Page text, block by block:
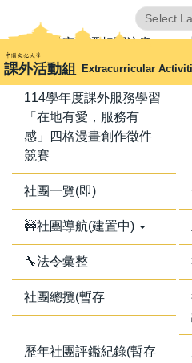
到
主
要
內
課外活動組 Extracurricular
📢器材室搬遷相關注意
事項📢
114學年度課外服務學習
「在地有愛，服務有
感」四格漫畫創作徵件
競賽
社團一覽(即)
🚧社團導航(建置中)
🔧法令彙整
社團總攬(暫存
歷年社團評鑑紀錄(暫存